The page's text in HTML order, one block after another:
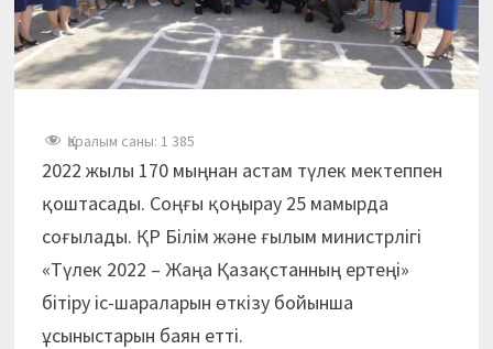
Қаралым саны: 1 385
2022 жылы 170 мыңнан астам түлек мектеппен
қоштасады. Соңғы қоңырау 25 мамырда
соғылады. ҚР Білім және ғылым министрлігі
«Түлек 2022 – Жаңа Қазақстанның ертеңі»
бітіру іс-шараларын өткізу бойынша
ұсыныстарын баян етті.